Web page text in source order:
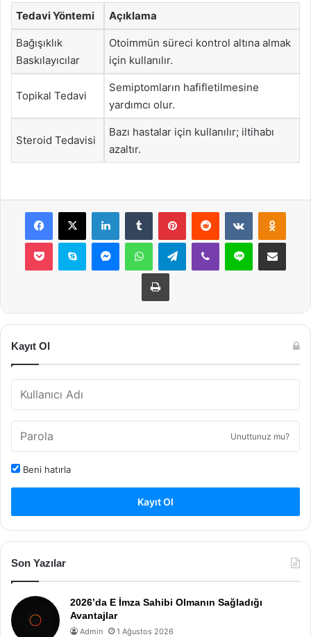
Tedavi Yöntemi Açıklama
Bağışıklık
Baskılayıcılar
Otoimmün süreci kontrol altına almak
için kullanılır.
Topikal Tedavi
Semiptomların hafifletilmesine
yardımcı olur.
Steroid Tedavisi
Bazı hastalar için kullanılır; iltihabı
azaltır.
Facebook
X LinkedInTumblr PinterestReddit VKontakte
Pocket Skype MessengerWhatsAppTelegramViber Line E-Posta ile
Yazdır
Kayıt Ol
Unuttunuz mu?
Beni hatırla
Kayıt Ol
Son Yazılar
2026’da E İmza Sahibi Olmanın Sağladığı
Avantajlar
Admin 1 Ağustos 2026